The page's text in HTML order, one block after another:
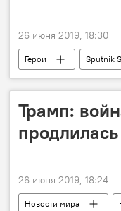
26 июня 2019, 18:30
Герои Sputnik
Трамп:
26 июня 2019, 18:24
Новости мира